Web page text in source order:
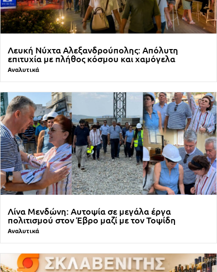
Λευκή Νύχτα Αλεξανδρούπολης: Απόλυτη
επιτυχία με πλήθος κόσμου και χαμόγελα
Αναλυτικά
Λίνα Μενδώνη: Αυτοψία σε μεγάλα έργα
πολιτισμού στον Έβρο μαζί με τον Τοψίδη
Αναλυτικά